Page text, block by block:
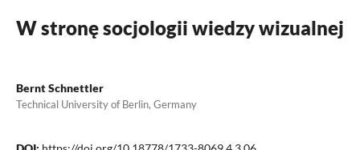
Przegląd Socjologii Jakościowej
W stronę socjologii wiedzy wizualnej
Bernt Schnettler
Technical University of Berlin, Germany